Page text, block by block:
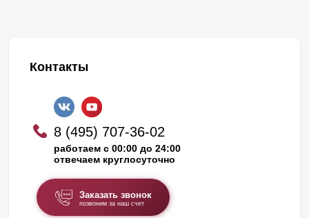
Контакты
8 (495) 707-36-02
работаем с 00:00 до 24:00
отвечаем круглосуточно
Заказать звонок
позвоним за наш счет